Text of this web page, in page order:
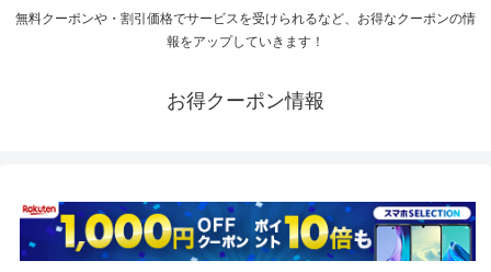
無料クーポンや・割引価格でサービスを受けられるなど、お得なクーポンの情
報をアップしていきます！
お得クーポン情報